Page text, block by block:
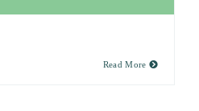
Read More